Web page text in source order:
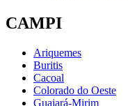
CAMPI
Ariquemes
Buritis
Cacoal
Colorado do Oeste
Guajará-Mirim